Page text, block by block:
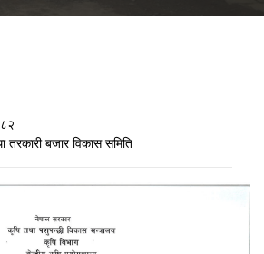
नतिजा २०८२/१/१८
बजार विकास समिति